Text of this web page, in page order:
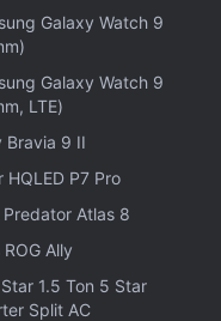
potentiel de
à votre marque et
personnes se
et la recherche,
ce contexte et ce
Disposer de toute la
directement dans
toute simplicité le
soigné, prêt à
Adams,
Galaxy Watch 9
Galaxy Watch 9
LTE)
Bravia 9 II
HQLED P7 Pro
Predator Atlas 8
ROG Ally
1.5 Ton 5 Star
Split AC